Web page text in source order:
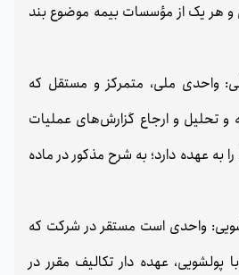
و هر یک از مؤسسات بیمه موضوع بند
واحدی ملی، متمرکز و مستقل که
و تحلیل و ارجاع گزارش‌های عملیات
به عهده دارد؛ به شرح مذکور در ماده
واحدی است مستقر در شرکت که
پولشویی، عهده دار تکالیف مقرر در